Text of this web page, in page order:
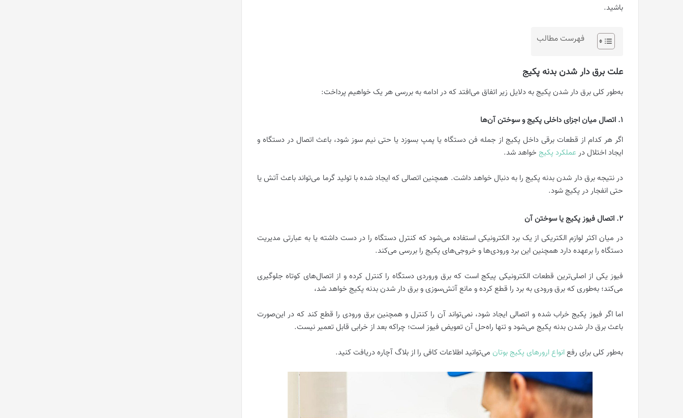
باشید.
فهرست مطالب
علت برق دار شدن بدنه پکیج
به‌طور کلی برق دار شدن پکیج به دلایل زیر اتفاق می‌افتد که در ادامه به بررسی هر یک خواهیم پرداخت:
1. اتصال میان اجزای داخلی پکیج و سوختن آن‌ها
اگر هر کدام از قطعات برقی داخل پکیج از جمله فن دستگاه یا پمپ بسوزد یا حتی نیم سوز شود، باعث اتصال در دستگاه و
ایجاد اختلال در عملکرد پکیج خواهد شد.
در نتیجه برق دار شدن بدنه پکیج را به دنبال خواهد داشت. همچنین اتصالی که ایجاد شده با تولید گرما می‌تواند باعث آتش یا
حتی انفجار در پکیج شود.
2. اتصال فیوز پکیج یا سوختن آن
در میان اکثر لوازم الکتریکی از یک برد الکترونیکی استفاده می‌شود که کنترل دستگاه را در دست داشته یا به عبارتی مدیریت
دستگاه را برعهده دارد همچنین این برد ورودی‌ها و خروجی‌های پکیج را بررسی می‌کند.
فیوز یکی از اصلی‌ترین قطعات الکترونیکی پیکج است که برق وروردی دستگاه را کنترل کرده و از اتصال‌های کوتاه جلوگیری
می‌کند؛ به‌طوری که برق ورودی به برد را قطع کرده و مانع آتش‌سوزی و برق دار شدن بدنه پکیج خواهد شد،
اما اگر فیوز پکیج خراب شده و اتصالی ایجاد شود، نمی‌تواند آن را کنترل و همچنین برق ورودی را قطع کند که در این‌صورت
باعث برق دار شدن بدنه پکیج می‌شود و تنها راه‌حل آن تعویض فیوز است؛ چراکه بعد از خرابی قابل تعمیر نیست.
به‌طور کلی برای رفعانواع ارورهای پکیج بوتان می‌توانید اطلاعات کافی را از بلاگ آچاره دریافت کنید.